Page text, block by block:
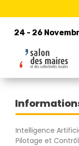
24 - 26
24 - 26
Retour à la liste
COOPCOMM.
Intelligence
Pilotage et